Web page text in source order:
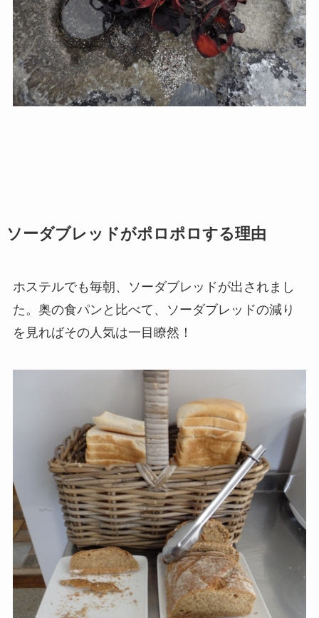
ソーダブレッドがポロポロする理由
ホステルでも毎朝、ソーダブレッドが出されまし
た。奥の食パンと比べて、ソーダブレッドの減り
を見ればその人気は一目瞭然！